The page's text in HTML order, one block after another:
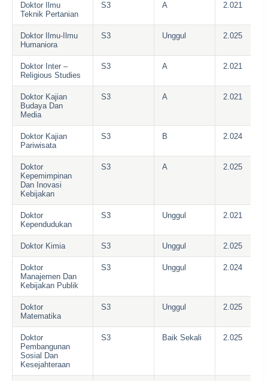
Doktor Ilmu
Teknik Pertanian
S3 A 2.021
Doktor Ilmu-Ilmu
Humaniora
S3 Unggul 2.025
Doktor Inter –
Religious Studies
S3 A 2.021
Doktor Kajian
Budaya Dan
Media
S3 A 2.021
Doktor Kajian
Pariwisata
S3 B 2.024
Doktor
Kepemimpinan
Dan Inovasi
Kebijakan
S3 A 2.025
Doktor
Kependudukan
S3 Unggul 2.021
Doktor Kimia S3 Unggul 2.025
Doktor
Manajemen Dan
Kebijakan Publik
S3 Unggul 2.024
Doktor
Matematika
S3 Unggul 2.025
Doktor
Pembangunan
Sosial Dan
Kesejahteraan
S3 Baik Sekali 2.025